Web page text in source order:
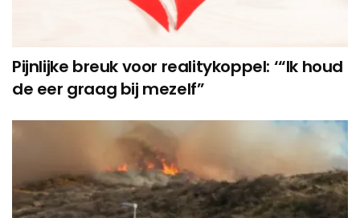
Pijnlijke breuk voor realitykoppel: ‘“Ik houd
de eer graag bij mezelf”